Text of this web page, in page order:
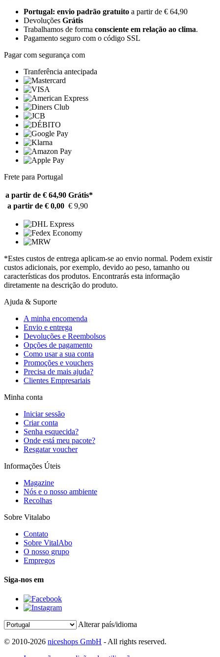
Portugal: envio padrão gratuito a partir de € 64,90
Devoluções Grátis
Trabalhamos de forma consciente em relação ao clima.
Pagamento seguro com o código SSL
Pagar com segurança com
Tranferência antecipada
Frete para Portugal
a partir de € 64,90 Grátis*
a partir de € 0,00 € 9,90
*Estes custos de entrega aplicam-se ao envio normal. Podem existir
custos adicionais, por exemplo, devido ao peso, tamanho ou
características dos produtos. Encontrarás esta informação
diretamente na descrição do produto.
Ajuda & Suporte
A minha encomenda
Envio e entrega
Devoluções e Reembolsos
Opções de pagamento
Como usar a sua conta
Promoções e vouchers
Precisa de mais ajuda?
Clientes Empresariais
Minha conta
Iniciar sessão
Criar conta
Senha esquecida?
Onde está meu pacote?
Resgatar voucher
Informações Úteis
Magazine
Nós e o nosso ambiente
Recolhas
Sobre Vitalabo
Contato
Sobre VitalAbo
O nosso grupo
Empregos
Siga-nos em
Alterar país/idioma
© 2010-2026 niceshops GmbH - All rights reserved.